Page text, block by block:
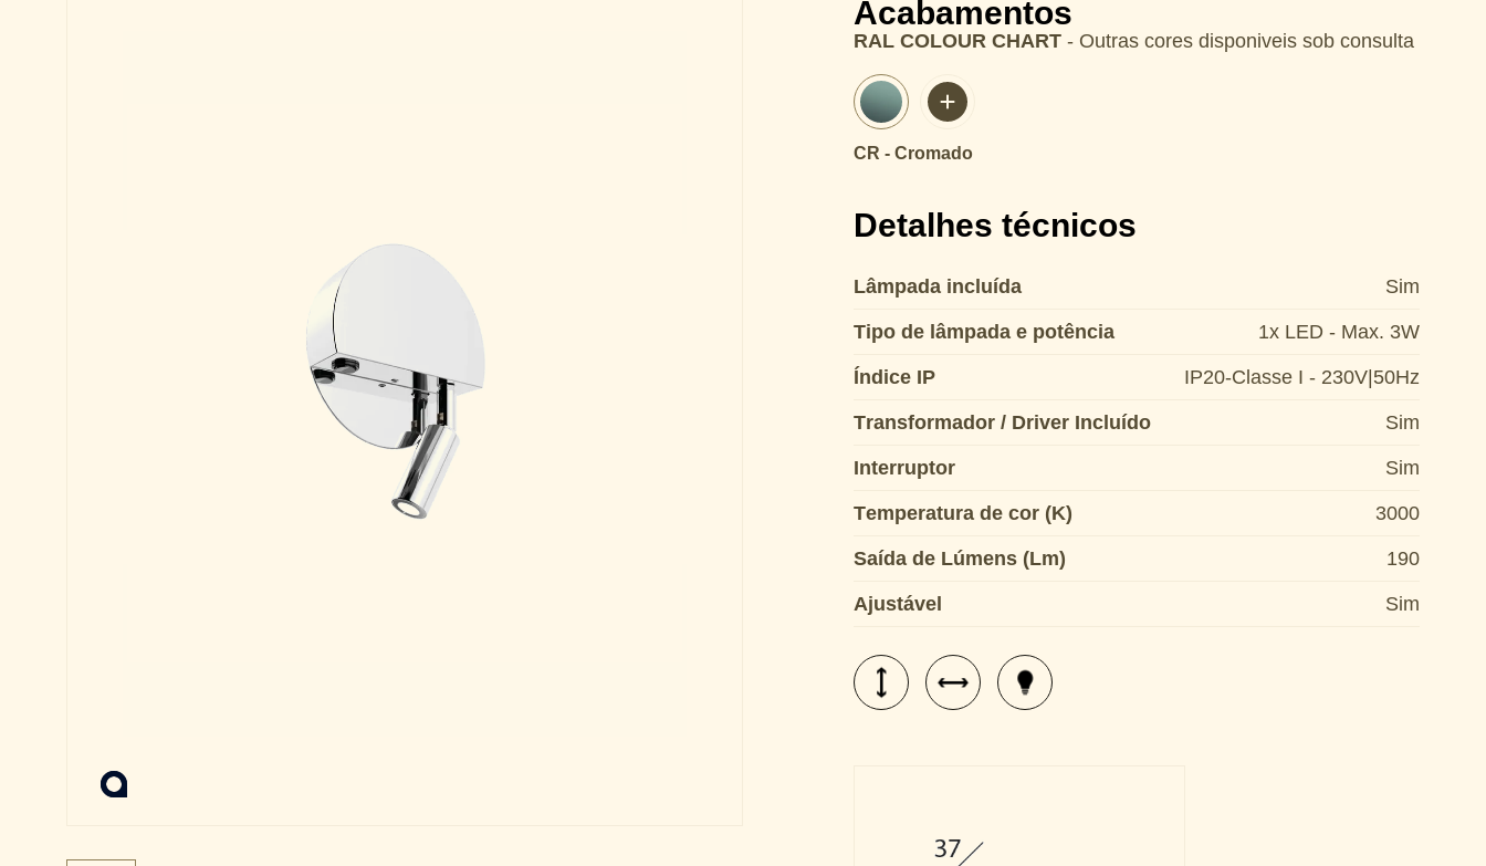
Acabamentos
RAL COLOUR CHART - Outras cores disponiveis sob consulta
CR - Cromado
Detalhes técnicos
Lâmpada incluída Sim
Tipo de lâmpada e potência 1x LED - Max. 3W
Índice IP IP20-Classe I - 230V|50Hz
Transformador / Driver Incluído Sim
Interruptor Sim
Temperatura de cor (K) 3000
Saída de Lúmens (Lm) 190
Ajustável Sim